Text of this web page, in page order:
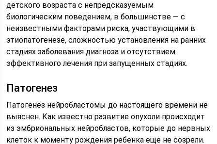
детского возраста с непредсказуемым
биологическим поведением, в большинстве — с
неизвестными факторами риска, участвующими в
этиопатогенезе, сложностью установления на ранних
стадиях заболевания диагноза и отсутствием
эффективного лечения при запущенных стадиях.
Патогенез
Патогенез нейробластомы до настоящего времени не
выяснен. Как известно развитие опухоли происходит
из эмбриональных нейробластов, которые до нервных
клеток к моменту рождения ребенка еще не созрели.